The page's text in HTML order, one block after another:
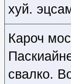
хуй.
Кароч
свалко.